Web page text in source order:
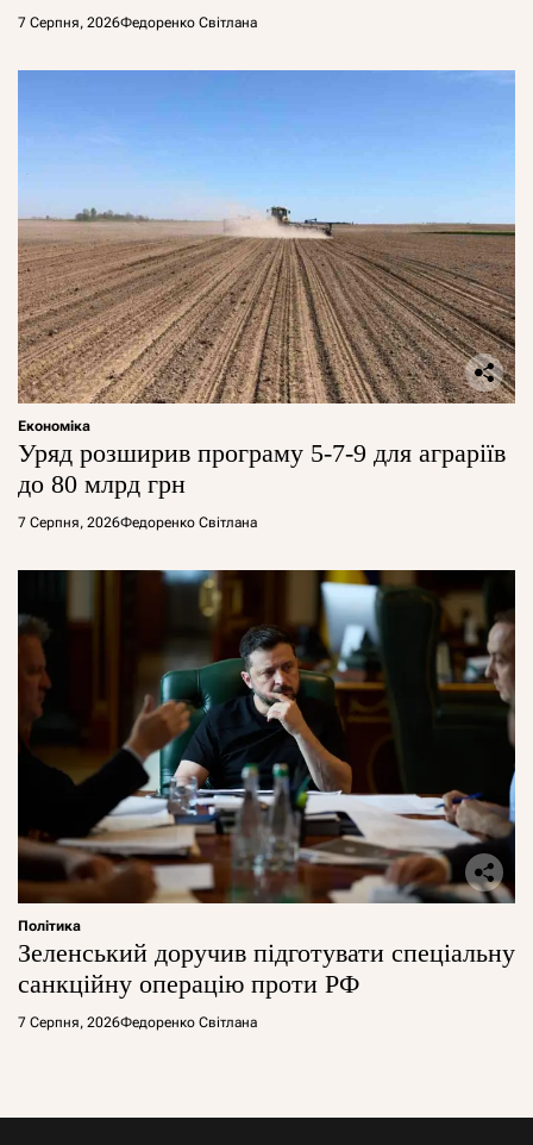
7 Серпня, 2026Федоренко Світлана
Економіка
Уряд розширив програму 5-7-9 для аграріїв
до 80 млрд грн
7 Серпня, 2026Федоренко Світлана
Політика
Зеленський доручив підготувати спеціальну
санкційну операцію проти РФ
7 Серпня, 2026Федоренко Світлана